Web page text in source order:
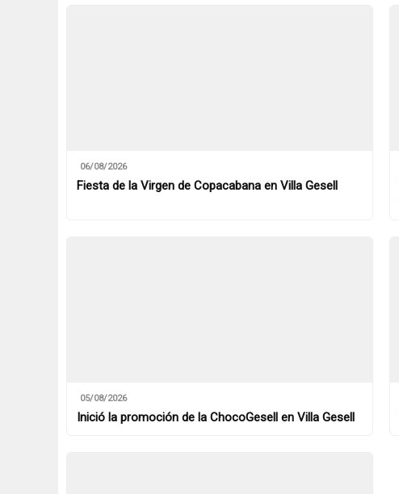
06/08/2026
Fiesta de la Virgen de Copacabana en Villa Gesell
05/08/2026
Inició la promoción de la ChocoGesell en Villa Gesell